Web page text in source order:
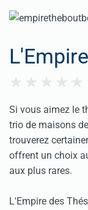
Si vous aimez le
trio de maisons
trouverez
offrent un choix
aux plus rares.
L'Empire des